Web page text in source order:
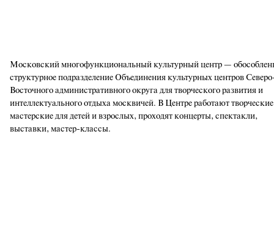
Московский многофункциональный культурный центр —
структурное подразделение Объединения культурных центров
Восточного административного округа для творческого развития и
интеллектуального отдыха москвичей. В Центре работают творческие
мастерские для детей и взрослых, проходят концерты, спектакли,
выставки, мастер-классы.